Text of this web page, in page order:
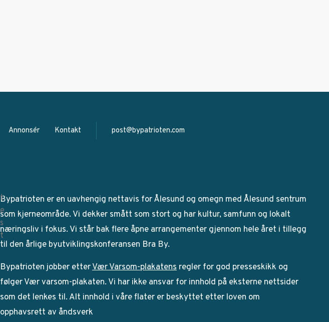
Annonsér Kontakt post@bypatrioten.com
Bypatrioten er en uavhengig nettavis for Ålesund og omegn med Ålesund sentrum
som kjerneområde. Vi dekker smått som stort og har kultur, samfunn og lokalt
næringsliv i fokus. Vi står bak flere åpne arrangementer gjennom hele året i tillegg
til den årlige byutviklingskonferansen Bra By.
Bypatrioten jobber etterVær Varsom-plakatens regler for god presseskikk og
følger Vær varsom-plakaten. Vi har ikke ansvar for innhold på eksterne nettsider
som det lenkes til. Alt innhold i våre flater er beskyttet etter loven om
opphavsrett av åndsverk